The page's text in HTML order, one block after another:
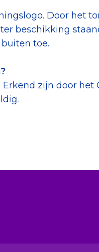
Door het
beschikking
toe.
zijn door het